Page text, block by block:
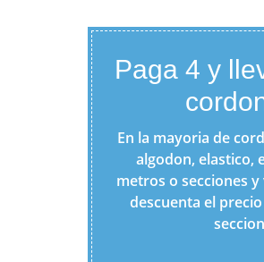
Paga 4 y
En la mayoria de
algodon, elastico,
metros o secciones
descuenta el